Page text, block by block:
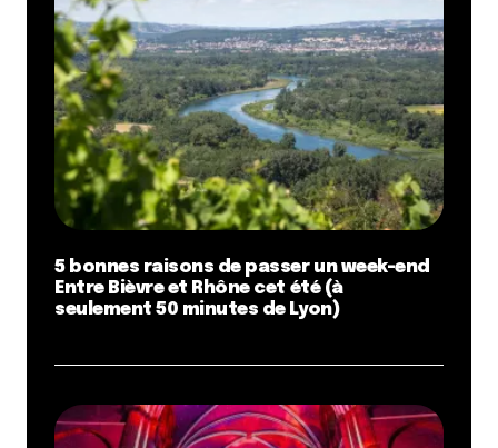
5 bonnes raisons de passer un week-end
Entre Bièvre et Rhône cet été (à
seulement 50 minutes de Lyon)